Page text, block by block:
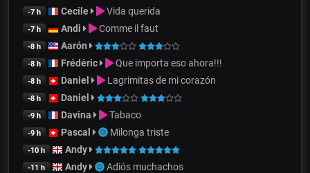
-7 h Cecile Vida querida
-7 h Andi Comme il faut
-8 h Aarón
-8 h Frédéric Que importa eso ahora!!!
-8 h Daniel Lagrimitas de mi corazón
-8 h Daniel
-9 h Davina Tabaco
-9 h Pascal Milonga triste
-10 h Andy
-11 h Andy Adiós muchachos